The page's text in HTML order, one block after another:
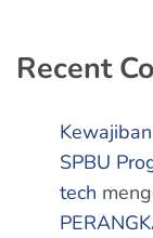
Recent
SPBU
tech